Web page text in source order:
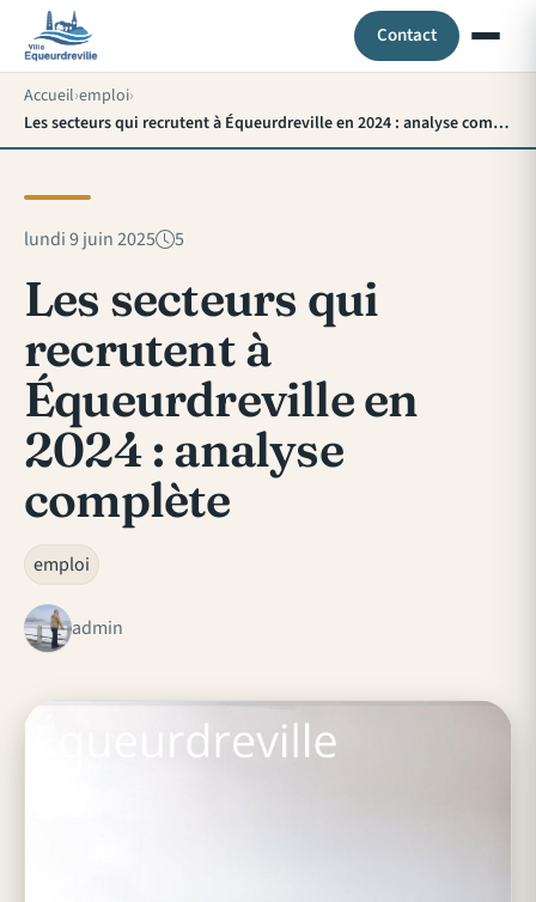
Contact
Accueil emploi
Les secteurs qui recrutent à Équeurdreville en 2024 : analyse complète
lundi 9 juin 2025 5
Les secteurs qui
recrutent à
Équeurdreville en
2024 : analyse
complète
emploi
admin